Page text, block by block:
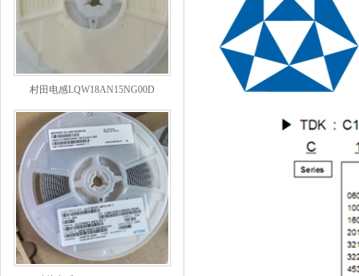
村田电感LQW18AN15NG00D
TDK贴片电感VLCF5020T-4R7N1R7-1